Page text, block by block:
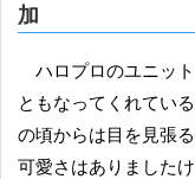
加
ハロプロのユニットはリーダーこそが一番自由。その例証
ともなってくれてい
の頃からは目を見張
可愛さはありました